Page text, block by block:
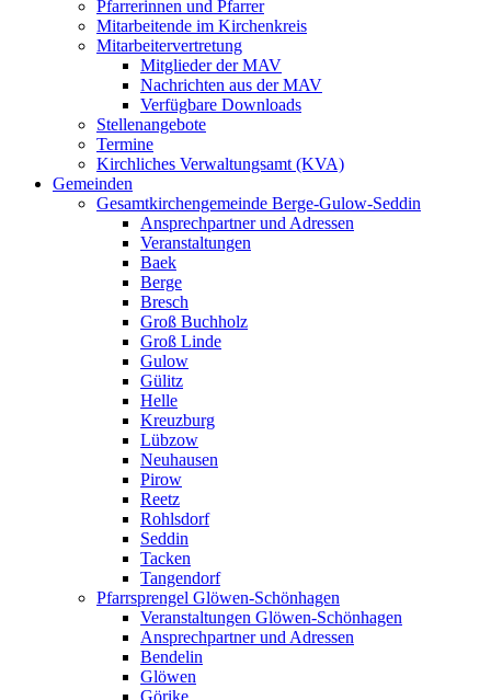
Pfarrerinnen und Pfarrer
Mitarbeitende im Kirchenkreis
Mitarbeitervertretung
Mitglieder der MAV
Nachrichten aus der MAV
Verfügbare Downloads
Stellenangebote
Termine
Kirchliches Verwaltungsamt (KVA)
Gemeinden
Gesamtkirchengemeinde Berge-Gulow-Seddin
Ansprechpartner und Adressen
Veranstaltungen
Baek
Berge
Bresch
Groß Buchholz
Groß Linde
Gulow
Gülitz
Helle
Kreuzburg
Lübzow
Neuhausen
Pirow
Reetz
Rohlsdorf
Seddin
Tacken
Tangendorf
Pfarrsprengel Glöwen-Schönhagen
Veranstaltungen Glöwen-Schönhagen
Ansprechpartner und Adressen
Bendelin
Glöwen
Görike